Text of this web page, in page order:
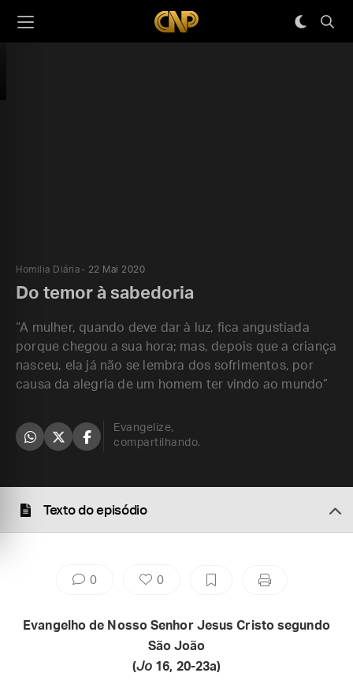
Homilia Diária 22 Mai 2020
Do temor à sabedoria
“A mulher, quando deve dar à luz, fica angustiada
porque chegou a sua hora; mas, depois que a criança
nasceu, ela já não se lembra dos sofrimentos, por
causa da alegria de um homem ter vindo ao mundo”
Evangelize,
compartilhando.
Texto do episódio
0 0
Evangelho de Nosso Senhor Jesus Cristo segundo
São João
(Jo 16, 20-23a)